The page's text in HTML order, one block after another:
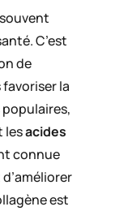
C’est
de
la
populaires,
lesacides
connue
est